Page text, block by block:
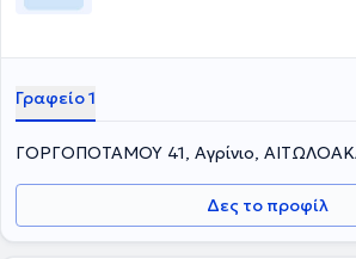
Γραφείο 1
ΓΟΡΓΟΠΟΤΑΜΟΥ 41, Αγρίνιο,
Δες το προφίλ